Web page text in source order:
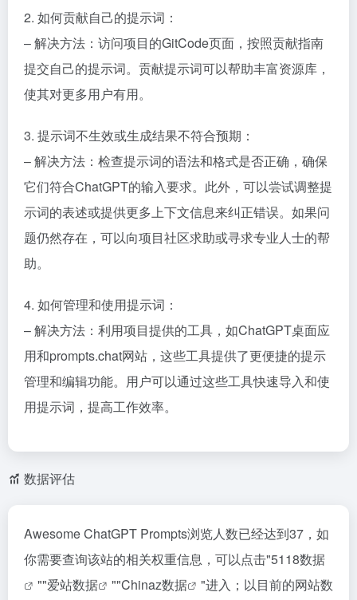
2. 如何贡献自己的提示词：
– 解决方法：访问项目的GitCode页面，按照贡献指南
提交自己的提示词。贡献提示词可以帮助丰富资源库，
使其对更多用户有用。
3. 提示词不生效或生成结果不符合预期：
– 解决方法：检查提示词的语法和格式是否正确，确保
它们符合ChatGPT的输入要求。此外，可以尝试调整提
示词的表述或提供更多上下文信息来纠正错误。如果问
题仍然存在，可以向项目社区求助或寻求专业人士的帮
助。
4. 如何管理和使用提示词：
– 解决方法：利用项目提供的工具，如ChatGPT桌面应
用和prompts.chat网站，这些工具提供了更便捷的提示
管理和编辑功能。用户可以通过这些工具快速导入和使
用提示词，提高工作效率。
数据评估
Awesome ChatGPT Prompts浏览人数已经达到37，如
你需要查询该站的相关权重信息，可以点击"5118数据
""爱站数据 ""Chinaz数据
"进入；以目前的网站数